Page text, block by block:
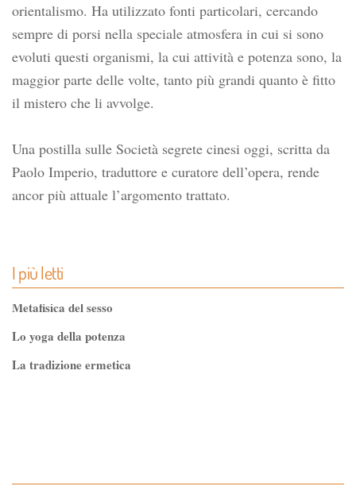
orientalismo. Ha utilizzato fonti particolari, cercando
sempre di porsi nella speciale atmosfera in cui si sono
evoluti questi organismi, la cui attività e potenza sono, la
maggior parte delle volte, tanto più grandi quanto è fitto
il mistero che li avvolge.
Una postilla sulle Società segrete cinesi oggi, scritta da
Paolo Imperio, traduttore e curatore dell’opera, rende
ancor più attuale l’argomento trattato.
I più letti
Metafisica del sesso
Lo yoga della potenza
La tradizione ermetica